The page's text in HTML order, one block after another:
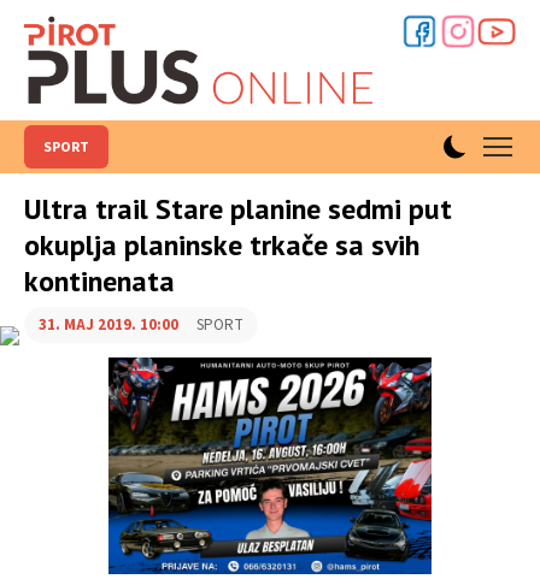
SPORT
Ultra trail Stare planine sedmi put
okuplja planinske trkače sa svih
kontinenata
31. MAJ 2019. 10:00 SPORT